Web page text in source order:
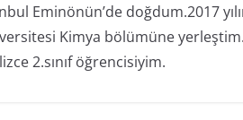
Eminönün’de doğdum.2017
Kimya bölümüne
2.sınıf öğrencisiyim.